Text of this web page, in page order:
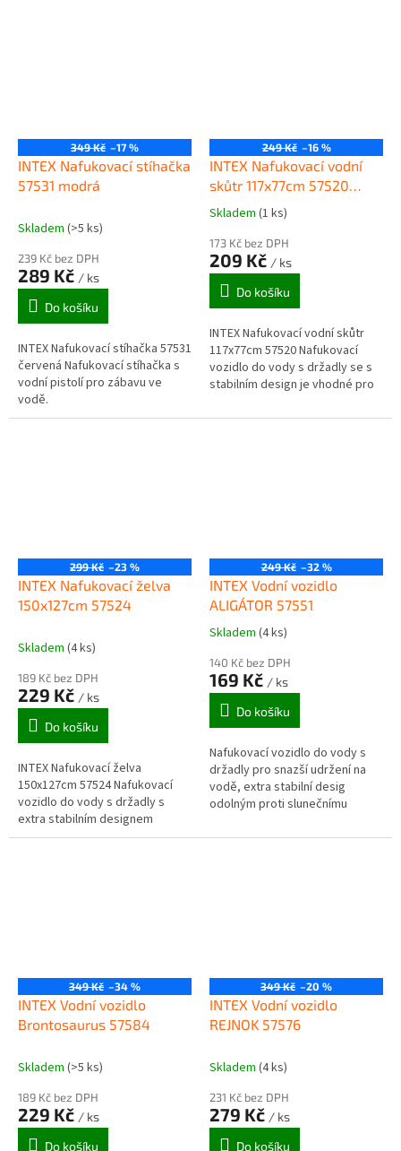
349 Kč –17 %
INTEX Nafukovací stíhačka
57531 modrá
Skladem (>5 ks)
239 Kč bez DPH
289 Kč / ks
Do košíku
INTEX Nafukovací stíhačka 57531
červená Nafukovací stíhačka s
vodní pistolí pro zábavu ve
vodě.
249 Kč –16 %
INTEX Nafukovací vodní
skůtr 117x77cm 57520
oranžový
Průměrné
produktu
je
5,0
hvězdiček.
Skladem (1 ks)
173 Kč bez DPH
209 Kč / ks
Do košíku
INTEX Nafukovací vodní skůtr
117x77cm 57520 Nafukovací
vozidlo do vody s držadly se s
stabilním design je vhodné pro
114 x 69 cm. Max....
299 Kč –23 %
INTEX Nafukovací želva
150x127cm 57524
Skladem (4 ks)
189 Kč bez DPH
229 Kč / ks
Do košíku
INTEX Nafukovací želva
150x127cm 57524 Nafukovací
vozidlo do vody s držadly s
extra stabilním designem
odolným proti slunečnímu
249 Kč –32 %
INTEX Vodní vozidlo
ALIGÁTOR 57551
Průměrné
produktu
je
5,0
hvězdiček.
Skladem (4 ks)
140 Kč bez DPH
169 Kč / ks
Do košíku
Nafukovací vozidlo do vody s
držadly pro snazší udržení na
vodě, extra stabilní desig
odolným proti slunečnímu
Součástí balení opravná sada....
349 Kč –34 %
INTEX Vodní vozidlo
Brontosaurus 57584
Skladem (>5 ks)
189 Kč bez DPH
229 Kč / ks
Do košíku
349 Kč –20 %
INTEX Vodní vozidlo
REJNOK 57576
Skladem (4 ks)
231 Kč bez DPH
279 Kč / ks
Do košíku